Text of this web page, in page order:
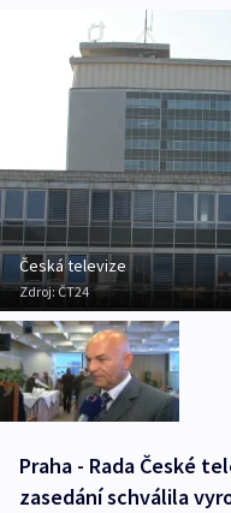
Česká televize
Zdroj:ČT24
Praha - Rada České
zasedání schválila